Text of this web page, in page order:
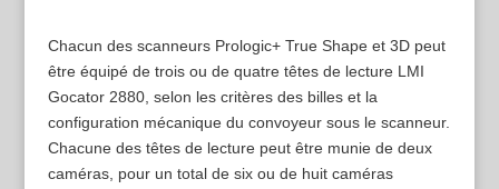
Chacun des scanneurs Prologic+ True Shape et 3D peut
être équipé de trois ou de quatre têtes de lecture LMI
Gocator 2880, selon les critères des billes et la
configuration mécanique du convoyeur sous le scanneur.
Chacune des têtes de lecture peut être munie de deux
caméras, pour un total de six ou de huit caméras